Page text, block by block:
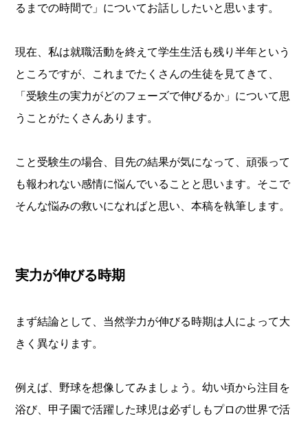
るまでの時間で」についてお話ししたいと思います。
現在、私は就職活動を終えて学生生活も残り半年という
ところですが、これまでたくさんの生徒を見てきて、
「受験生の実力がどのフェーズで伸びるか」について思
うことがたくさんあります。
こと受験生の場合、目先の結果が気になって、頑張って
も報われない感情に悩んでいることと思います。そこで
そんな悩みの救いになればと思い、本稿を執筆します。
実力が伸びる時期
まず結論として、当然学力が伸びる時期は人によって大
きく異なります。
例えば、野球を想像してみましょう。幼い頃から注目を
浴び、甲子園で活躍した球児は必ずしもプロの世界で活